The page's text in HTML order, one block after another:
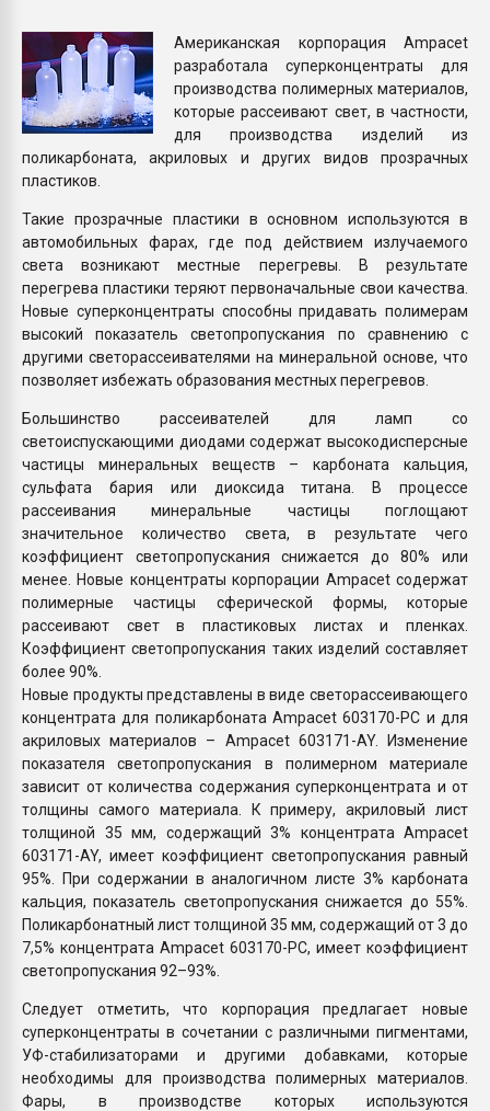
ПЕРЕЙТИ НА
Американская корпорация Ampacet
разработала суперконцентраты для
производства полимерных материалов,
которые рассеивают свет, в частности,
для производства изделий из
поликарбоната, акриловых и других видов прозрачных
пластиков.
Такие прозрачные пластики в основном используются в
автомобильных фарах, где под действием излучаемого
света возникают местные перегревы. В результате
перегрева пластики теряют первоначальные свои качества.
Новые суперконцентраты способны придавать полимерам
высокий показатель светопропускания по сравнению с
другими светорассеивателями на минеральной основе, что
позволяет избежать образования местных перегревов.
Большинство рассеивателей для ламп со
светоиспускающими диодами содержат высокодисперсные
частицы минеральных веществ – карбоната кальция,
сульфата бария или диоксида титана. В процессе
рассеивания минеральные частицы поглощают
значительное количество света, в результате чего
коэффициент светопропускания снижается до 80% или
менее. Новые концентраты корпорации Ampacet содержат
полимерные частицы сферической формы, которые
рассеивают свет в пластиковых листах и пленках.
Коэффициент светопропускания таких изделий составляет
более 90%.
Новые продукты представлены в виде светорассеивающего
концентрата для поликарбоната Ampacet 603170-PC и для
акриловых материалов – Ampacet 603171-AY. Изменение
показателя светопропускания в полимерном материале
зависит от количества содержания суперконцентрата и от
толщины самого материала. К примеру, акриловый лист
толщиной 35 мм, содержащий 3% концентрата Ampacet
603171-AY, имеет коэффициент светопропускания равный
95%. При содержании в аналогичном листе 3% карбоната
кальция, показатель светопропускания снижается до 55%.
Поликарбонатный лист толщиной 35 мм, содержащий от 3 до
7,5% концентрата Ampacet 603170-PC, имеет коэффициент
светопропускания 92–93%.
Следует отметить, что корпорация предлагает новые
суперконцентраты в сочетании с различными пигментами,
УФ-стабилизаторами и другими добавками, которые
необходимы для производства полимерных материалов.
Фары, в производстве которых используются